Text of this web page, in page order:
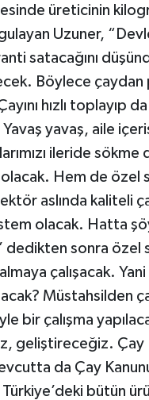
üreticinin
Uzuner,
satacağını
Böylece çaydan
hızlı toplayıp
yavaş, aile
ileride
olacak. Hem de
aslında kaliteli
olacak. Hatta
dedikten sonra
çalışacak.
Müstahsilden
bir çalışma
geliştireceğiz. Çay
da Çay
bütün